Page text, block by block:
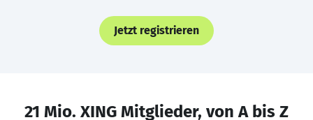
Jetzt registrieren
21 Mio. XING Mitglieder, von A bis Z